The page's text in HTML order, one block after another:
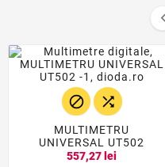

 
MULTIMETRU
UNIVERSAL UT502
557,27 lei